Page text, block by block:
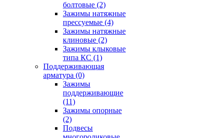
болтовые (2)
Зажимы натяжные
прессуемые (4)
Зажимы натяжные
клиновые (2)
Зажимы клыковые
типа КС (1)
Поддерживающая
арматура (0)
Зажимы
поддерживающие
(11)
Зажимы опорные
(2)
Подвесы